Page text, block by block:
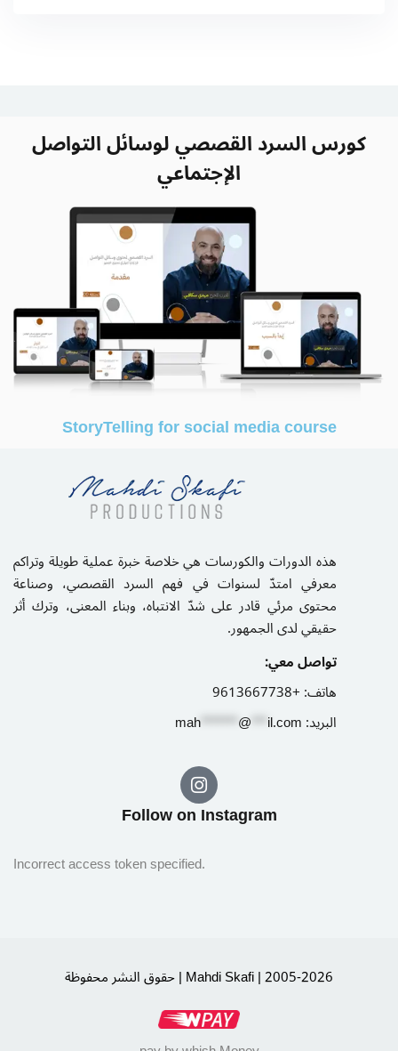
كورس السرد القصصي لوسائل التواصل
الإجتماعي
StoryTelling for social media course
هذه الدورات والكورسات هي خلاصة خبرة عملية طويلة وتراكم
معرفي امتدّ لسنوات في فهم السرد القصصي، وصناعة
محتوى مرئي قادر على شدّ الانتباه، وبناء المعنى، وترك أثر
حقيقي لدى الجمهور.
تواصل معي:
هاتف:+9613667738
البريد:
mah*******@***il.com
Follow on Instagram​
Incorrect access token specified.
حقوق النشر محفوظة | Mahdi Skafi | 2005-2026